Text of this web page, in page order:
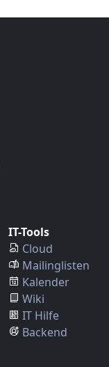
IT-Tools
Cloud
Mailinglisten
Kalender
Wiki
IT Hilfe
Backend